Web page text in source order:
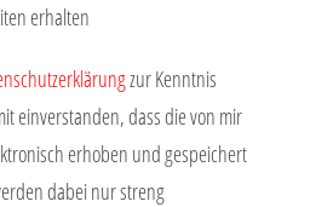
erhalten
zur Kenntnis
einverstanden, dass die von mir
erhoben und gespeichert
dabei nur streng